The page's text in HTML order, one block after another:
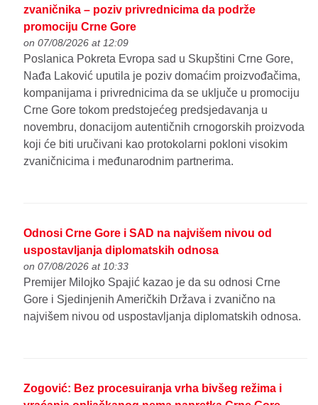
zvaničnika – poziv privrednicima da podrže
promociju Crne Gore
on 07/08/2026 at 12:09
Poslanica Pokreta Evropa sad u Skupštini Crne Gore,
Nađa Laković uputila je poziv domaćim proizvođačima,
kompanijama i privrednicima da se uključe u promociju
Crne Gore tokom predstojećeg predsjedavanja u
novembru, donacijom autentičnih crnogorskih proizvoda
koji će biti uručivani kao protokolarni pokloni visokim
zvaničnicima i međunarodnim partnerima.
Odnosi Crne Gore i SAD na najvišem nivou od
uspostavljanja diplomatskih odnosa
on 07/08/2026 at 10:33
Premijer Milojko Spajić kazao je da su odnosi Crne
Gore i Sjedinjenih Američkih Država i zvanično na
najvišem nivou od uspostavljanja diplomatskih odnosa.
Zogović: Bez procesuiranja vrha bivšeg režima i